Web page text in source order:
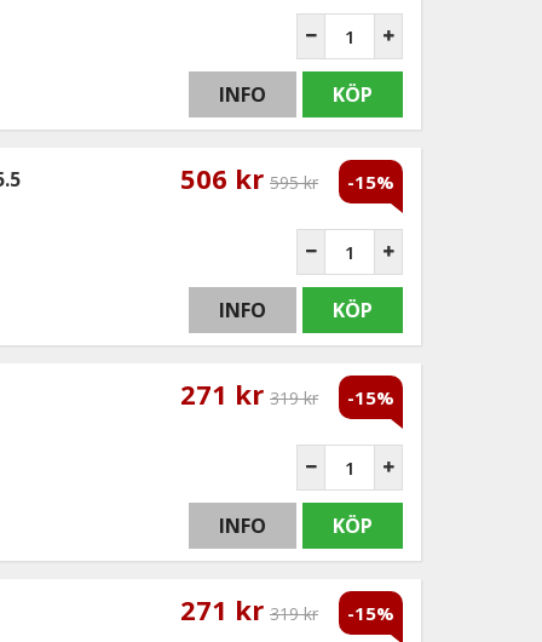
INFO KÖP
506 kr 595 kr -15%
INFO KÖP
271 kr 319 kr -15%
INFO KÖP
271 kr 319 kr -15%